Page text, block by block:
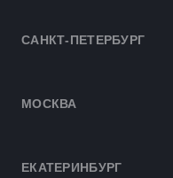
САНКТ-ПЕТЕРБУРГ
МОСКВА
ЕКАТЕРИНБУРГ